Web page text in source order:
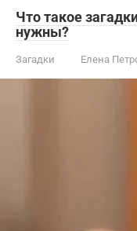
Что такое
нужны?
Загадки Елена